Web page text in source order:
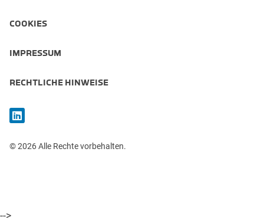
COOKIES
IMPRESSUM
RECHTLICHE HINWEISE
© 2026 Alle Rechte vorbehalten.
-->